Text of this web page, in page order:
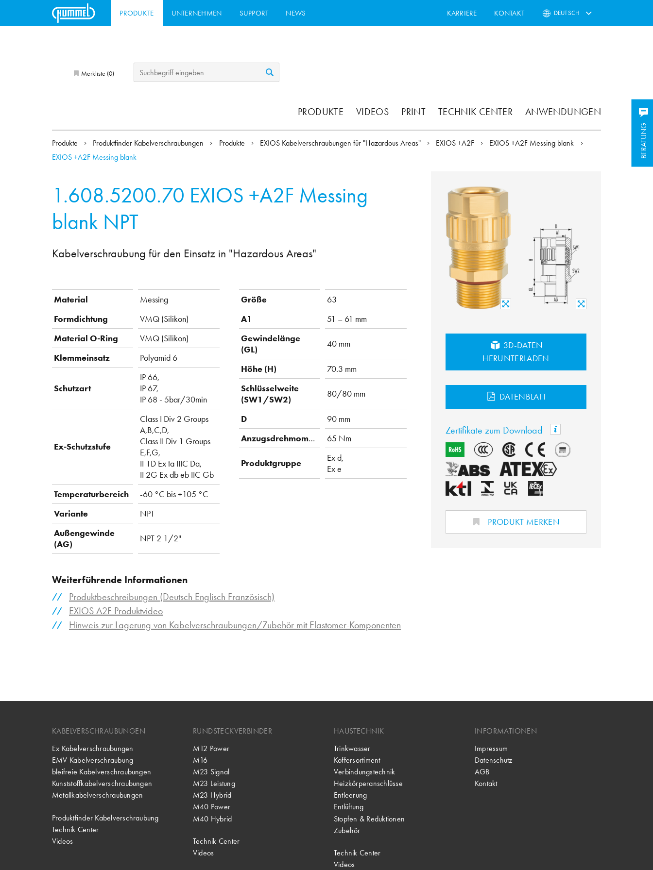
PRODUKTE UNTERNEHMEN SUPPORT NEWS KARRIERE KONTAKT DEUTSCH
Merkliste (0)
PRODUKTE VIDEOS PRINT TECHNIK CENTER ANWENDUNGEN
BERATUNG
Produkte Produktfinder Kabelverschraubungen Produkte EXIOS Kabelverschraubungen für "Hazardous Areas" EXIOS +A2F
EXIOS +A2F Messing blank
EXIOS +A2F Messing blank
1.608.5200.70 EXIOS +A2F Messing
blank NPT
Kabelverschraubung für den Einsatz in "Hazardous Areas"
Material
Messing
Formdichtung
VMQ (Silikon)
Material O-Ring
VMQ (Silikon)
Klemmeinsatz
Polyamid 6
Schutzart
IP 66,
IP 67,
IP 68 - 5bar/30min
Ex-Schutzstufe
Class I Div 2 Groups
A,B,C,D,
Class II Div 1 Groups
E,F,G,
II 1D Ex ta IIIC Da,
II 2G Ex db eb IIC Gb
Temperaturbereich
-60 °C bis +105 °C
Variante
NPT
Außengewinde
(AG)
NPT 2 1/2"
Größe
63
A1
51 – 61 mm
Gewindelänge
(GL)
40 mm
Höhe (H)
70.3 mm
Schlüsselweite
(SW1/SW2)
80/80 mm
D
90 mm
Anzugsdrehmoment
65 Nm
Produktgruppe
Ex d,
Ex e
Weiterführende Informationen
Produktbeschreibungen (Deutsch Englisch Französisch)
EXIOS A2F Produktvideo
Hinweis zur Lagerung von Kabelverschraubungen/Zubehör mit Elastomer-Komponenten
3D-DATEN
HERUNTERLADEN
DATENBLATT
Zertifikate zum Download
PRODUKT MERKEN
KABELVERSCHRAUBUNGEN
Ex Kabelverschraubungen
EMV Kabelverschraubung
bleifreie Kabelverschraubungen
Kunststoffkabelverschraubungen
Metallkabelverschraubungen
Produktfinder Kabelverschraubung
Technik Center
Videos
RUNDSTECKVERBINDER
M12 Power
M16
M23 Signal
M23 Leistung
M23 Hybrid
M40 Power
M40 Hybrid
Technik Center
Videos
HAUSTECHNIK
Trinkwasser
Koffersortiment
Verbindungstechnik
Heizkörperanschlüsse
Entleerung
Entlüftung
Stopfen & Reduktionen
Zubehör
Technik Center
Videos
INFORMATIONEN
Impressum
Datenschutz
AGB
Kontakt